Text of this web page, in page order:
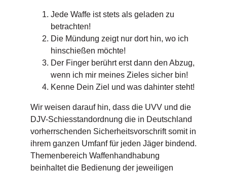
Jede Waffe ist stets als geladen zu
betrachten!
Die Mündung zeigt nur dort hin, wo ich
hinschießen möchte!
Der Finger berührt erst dann den Abzug,
wenn ich mir meines Zieles sicher bin!
Kenne Dein Ziel und was dahinter steht!
Wir weisen darauf hin, dass die UVV und die
DJV-Schiesstandordnung die in Deutschland
vorherrschenden Sicherheitsvorschrift somit in
ihrem ganzen Umfanf für jeden Jäger bindend.
Themenbereich Waffenhandhabung
beinhaltet die Bedienung der jeweiligen